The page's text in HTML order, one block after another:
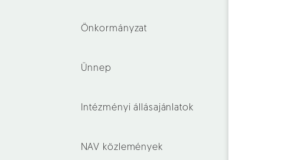
Önkormányzat
Ünnep
Intézményi állásajánlatok
NAV közlemények